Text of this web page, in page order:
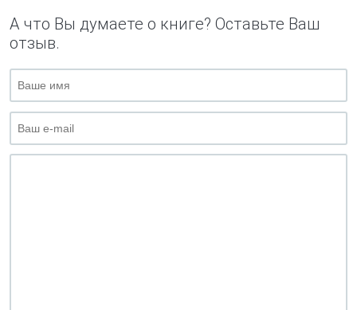
А что Вы думаете о книге? Оставьте Ваш
отзыв.